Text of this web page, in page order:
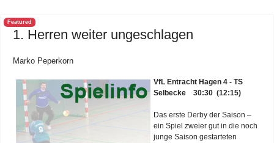
Featured
1. Herren weiter ungeschlagen
Marko Peperkorn
VfL Entracht Hagen 4 - TS
Selbecke 30:30 (12:15)
Das erste Derby der Saison –
ein Spiel zweier gut in die noch
junge Saison gestarteten